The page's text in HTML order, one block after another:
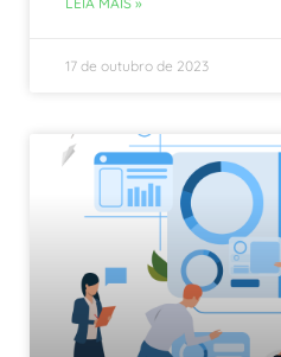
17 de outubro de 2023